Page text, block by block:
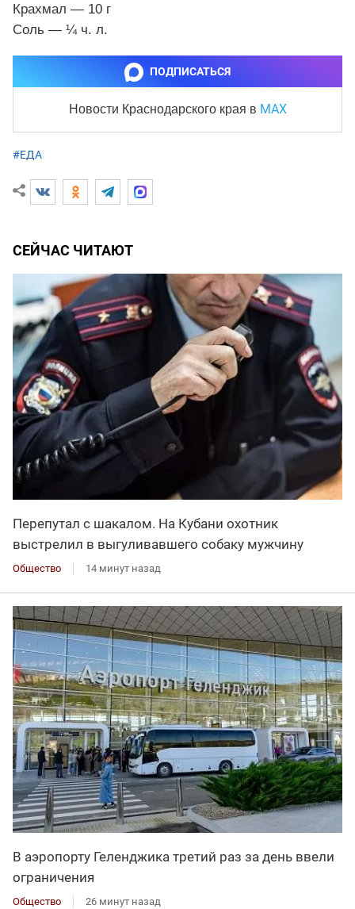
Крахмал — 10 г
Соль — ¼ ч. л.
ПОДПИСАТЬСЯ
Новости Краснодарского края в MAX
#ЕДА
СЕЙЧАС ЧИТАЮТ
Перепутал с шакалом. На Кубани охотник
выстрелил в выгуливавшего собаку мужчину
Общество 14 минут назад
В аэропорту Геленджика третий раз за день ввели
ограничения
Общество 26 минут назад